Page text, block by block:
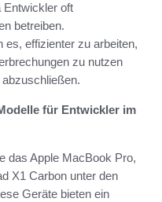
Entwickler oft
betreiben.
es, effizienter zu arbeiten,
zu nutzen
für Entwickler im
das Apple MacBook Pro,
X1 Carbon unter den
Geräte bieten ein